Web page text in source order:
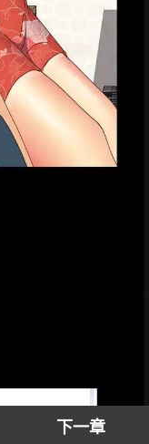
下一章